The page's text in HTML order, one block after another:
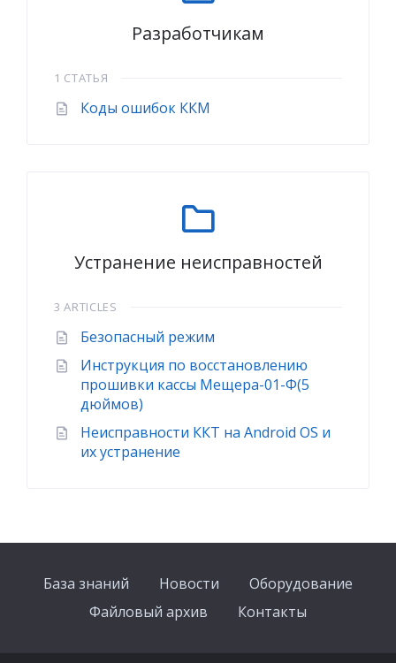
Разработчикам
1 СТАТЬЯ
Коды ошибок ККМ
Устранение неисправностей
3 ARTICLES
Безопасный режим
Инструкция по восстановлению
прошивки кассы Мещера-01-Ф(5
дюймов)
Неисправности ККТ на Android OS и
их устранение
База знаний Новости
Оборудование
Файловый архив
Контакты